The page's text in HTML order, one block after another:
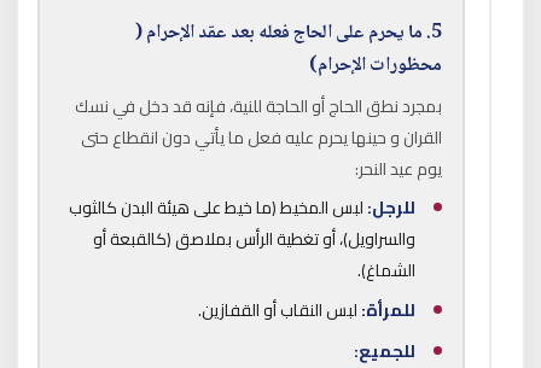
5. ما يحرم على الحاج فعله بعد عقد الإحرام (
محظورات الإحرام)
بمجرد نطق الحاج أو الحاجة للنية، فإنه قد دخل في نسك
القران و حينها يحرم عليه فعل ما يأتي دون انقطاع حتى
يوم عيد النحر:
للرجل:لبس المخيط (ما خيط على هيئة البدن كالثوب
والسراويل)، أو تغطية الرأس بملاصق (كالقبعة أو
الشماغ).
للمرأة:لبس النقاب أو القفازين.
للجميع: